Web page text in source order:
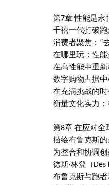
第7章 性能是永
千禧一代打破跑
消费者聚焦：“
在哪里玩：性
在高性能中重
数字购物占据中
在充满挑战的
衡量文化实力
第8章 在应对全
描绘布鲁克斯的
为整合和协调
德斯·林登（
布鲁克斯与跑